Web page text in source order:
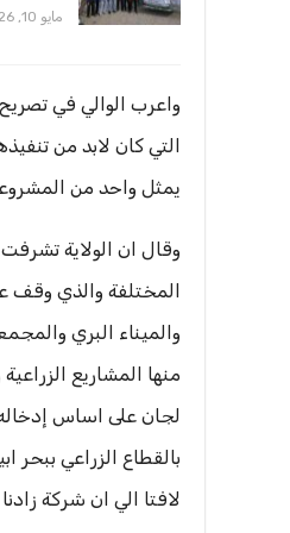
مايو 10, 2026
واعرب الوالي في
التي كان لابد من
يمثل واحد من
وقال ان الولاية
المختلفة والذي وقف
والميناء البري
منها المشاريع
لجان على اساس إدخاله
بالقطاع الزراعي ببحر
لافتا الي ان شركة